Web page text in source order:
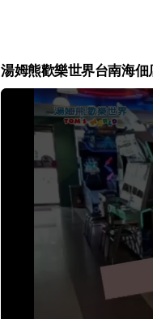
湯姆熊歡樂世界台南海佃